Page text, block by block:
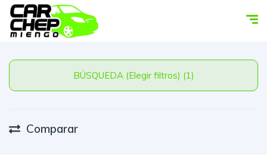
BÚSQUEDA (Elegir filtros) (1)
Comparar